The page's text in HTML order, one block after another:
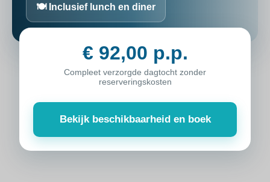
🍽️ Inclusief lunch en diner
€ 92,00 p.p.
Compleet verzorgde dagtocht zonder
reserveringskosten
Bekijk beschikbaarheid en boek